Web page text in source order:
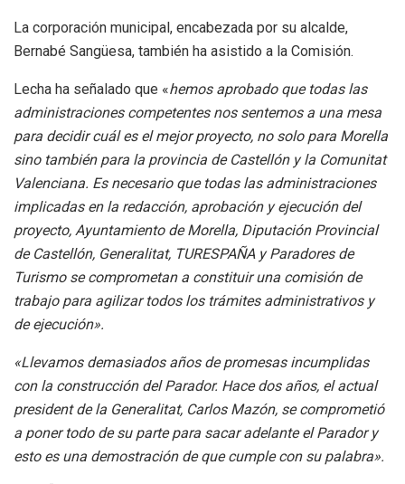
La corporación municipal, encabezada por su alcalde,
Bernabé Sangüesa, también ha asistido a la Comisión.
Lecha ha señalado que «hemos aprobado que todas las
administraciones competentes nos sentemos a una mesa
para decidir cuál es el mejor proyecto, no solo para Morella
sino también para la provincia de Castellón y la Comunitat
Valenciana. Es necesario que todas las administraciones
implicadas en la redacción, aprobación y ejecución del
proyecto, Ayuntamiento de Morella, Diputación Provincial
de Castellón, Generalitat, TURESPAÑA y Paradores de
Turismo se comprometan a constituir una comisión de
trabajo para agilizar todos los trámites administrativos y
de ejecución».
«Llevamos demasiados años de promesas incumplidas
con la construcción del Parador. Hace dos años, el actual
president de la Generalitat, Carlos Mazón, se comprometió
a poner todo de su parte para sacar adelante el Parador y
esto es una demostración de que cumple con su palabra».